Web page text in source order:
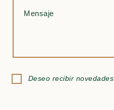
Deseo recibir novedades